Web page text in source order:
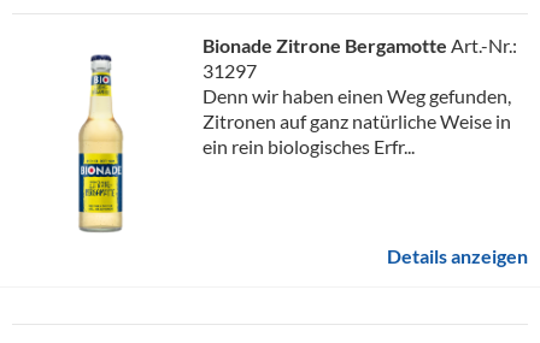
Bionade Zitrone Bergamotte Art.-Nr.:
31297
Denn wir haben einen Weg gefunden,
Zitronen auf ganz natürliche Weise in
ein rein biologisches Erfr...
Details anzeigen